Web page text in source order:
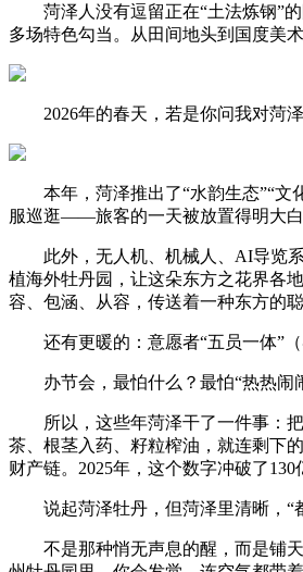
菏泽人没有逗留正在“土法炼钢”的
多场特色勾当。从田间地头到国度美
2026年的春天，若是你问我对菏泽
本年，菏泽推出了“水韵生态”“文化
服巡逛——旅客的一天被放置得明大白
此外，无人机、机械人、AI导览系
植海外牡丹园，让这朵东方之花界各
容、包涵、从容，传送着一种东方的
还有更暖的：意愿者“五员一体”（
办节会，最怕什么？最怕“热热闹闹
所以，这些年菏泽干了一件事：把
茶、根茎入药、籽粒榨油，就连剩下
财产链。2025年，这个数字冲破了130
说起菏泽牡丹，但菏泽里清晰，“
不是那种悄无声息的醒，而是铺天